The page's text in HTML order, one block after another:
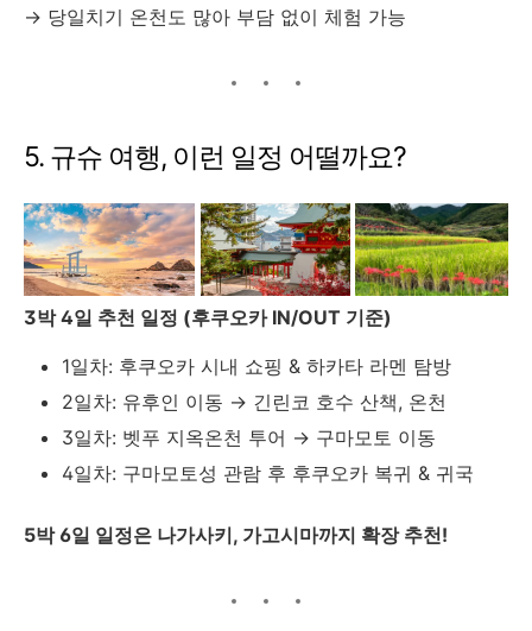
→ 당일치기 온천도 많아 부담 없이 체험 가능
5. 규슈 여행, 이런 일정 어떨까요?
3박 4일 추천 일정 (후쿠오카 IN/OUT 기준)
1일차: 후쿠오카 시내 쇼핑 & 하카타 라멘 탐방
2일차: 유후인 이동 → 긴린코 호수 산책, 온천
3일차: 벳푸 지옥온천 투어 → 구마모토 이동
4일차: 구마모토성 관람 후 후쿠오카 복귀 & 귀국
5박 6일 일정은 나가사키, 가고시마까지 확장 추천!